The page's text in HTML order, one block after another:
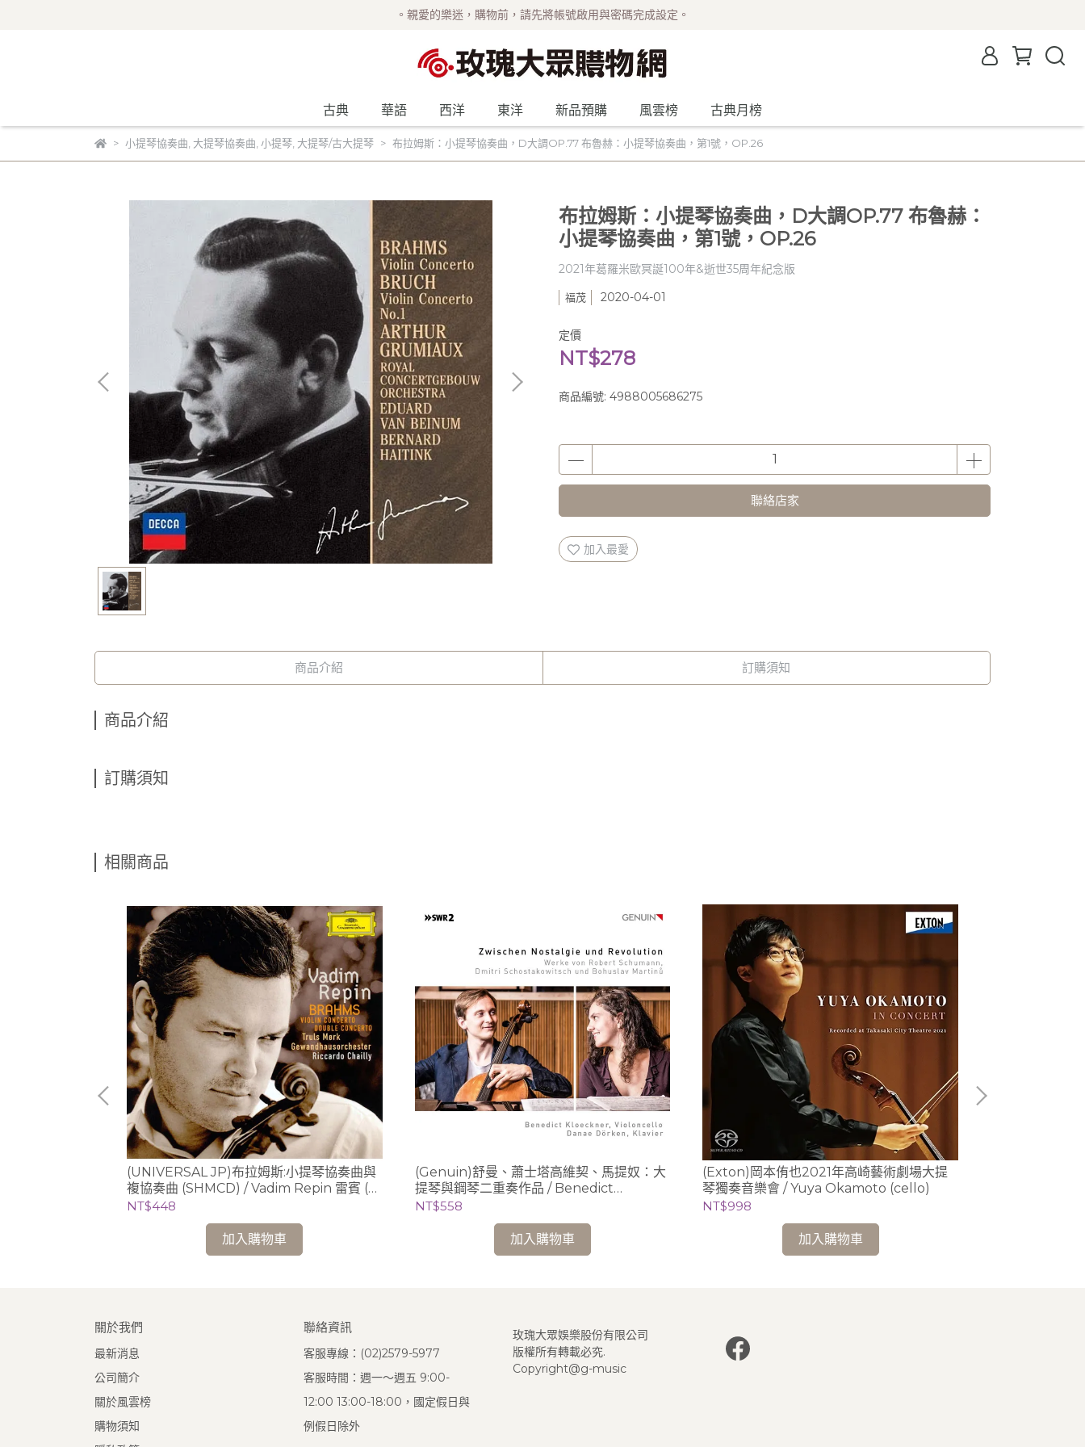
。親愛的樂迷，購物前，請先將帳號啟用與密碼完成設定。
古典 華語 西洋 東洋 新品預購 風雲榜 古典月榜
小提琴協奏曲 大提琴協奏曲 小提琴, 大提琴/古大提琴 布拉姆斯：小提琴協奏曲，D大調OP.77 布魯赫：小提琴協奏曲，第1號，OP.26
布拉姆斯：小提琴協奏曲，D大調OP.77 布魯赫：
小提琴協奏曲，第1號，OP.26
2021年葛羅米歐冥誕100年&逝世35周年紀念版
福茂 2020-04-01
定價
NT$278
商品編號: 4988005686275
聯絡店家
加入最愛
商品介紹 訂購須知
商品介紹
訂購須知
相關商品
(UNIVERSAL JP)布拉姆斯:小提琴協奏曲與
複協奏曲 (SHMCD) / Vadim Repin 雷賓 (小
提琴)，Riccardo Chailly 夏伊 (指揮)
NT$448
加入購物車
(Genuin)舒曼、蕭士塔高維契、馬提奴：大
提琴與鋼琴二重奏作品 / Benedict
Kloeckner (cello)、Danae Dörken
NT$558
加入購物車
(Exton)岡本侑也2021年高崎藝術劇場大提
琴獨奏音樂會 / Yuya Okamoto (cello)
NT$998
加入購物車
關於我們
最新消息
公司簡介
關於風雲榜
購物須知
聯絡資訊
客服專線：(02)2579-5977
客服時間：週一～週五 9:00-
12:00 13:00-18:00，國定假日與
例假日除外
玫瑰大眾娛樂股份有限公司
版權所有轉載必究.
Copyright@g-music